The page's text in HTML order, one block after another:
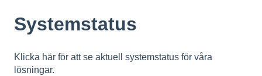
Systemstatus
Klicka här för att se aktuell systemstatus för våra
lösningar.